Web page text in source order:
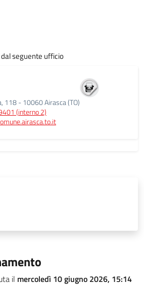
seguente ufficio
118 - 10060 Airasca (TO)
(interno 2)
il mercoledì 10 giugno 2026, 15:14